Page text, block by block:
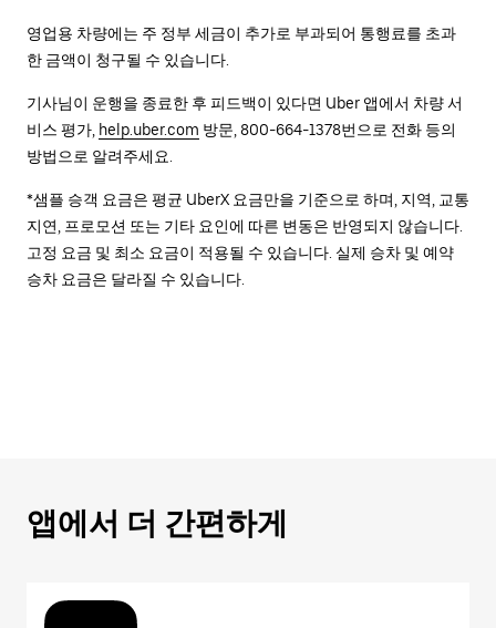
영업용 차량에는 주 정부 세금이 추가로 부과되어 통행료를 초과
한 금액이 청구될 수 있습니다.
기사님이 운행을 종료한 후 피드백이 있다면 Uber 앱에서 차량 서
비스 평가, help.uber.com 방문, 800-664-1378번으로 전화 등의
방법으로 알려주세요.
*샘플 승객 요금은 평균 UberX 요금만을 기준으로 하며, 지역, 교통
지연, 프로모션 또는 기타 요인에 따른 변동은 반영되지 않습니다.
고정 요금 및 최소 요금이 적용될 수 있습니다. 실제 승차 및 예약
승차 요금은 달라질 수 있습니다.
앱에서 더 간편하게